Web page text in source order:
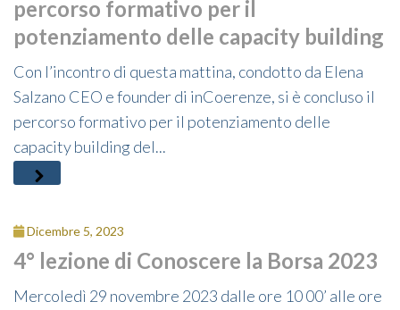
percorso formativo per il
potenziamento delle capacity building
Con l’incontro di questa mattina, condotto da Elena
Salzano CEO e founder di inCoerenze, si è concluso il
percorso formativo per il potenziamento delle
capacity building del...
Dicembre 5, 2023
4° lezione di Conoscere la Borsa 2023
Mercoledì 29 novembre 2023 dalle ore 10 00’ alle ore